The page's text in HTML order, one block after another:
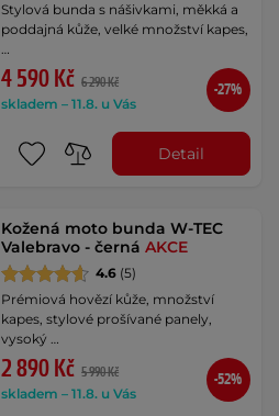
Stylová bunda s nášivkami, měkká a
poddajná kůže, velké množství kapes,
…
4 590 Kč 6 290 Kč
skladem – 11.8. u Vás
-27%
Detail
Kožená moto bunda W-TEC
Valebravo - černáAKCE
4.6 (5)
Prémiová hovězí kůže, množství
kapes, stylové prošívané panely,
vysoký …
2 890 Kč 5 990 Kč
skladem – 11.8. u Vás
-52%